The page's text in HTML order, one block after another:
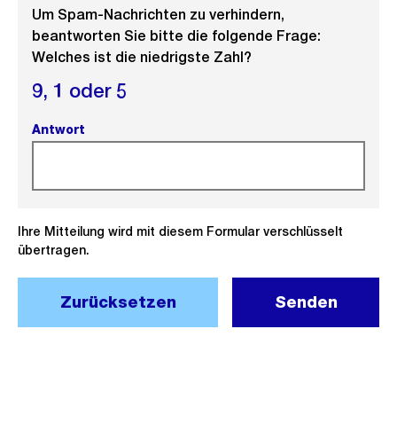
Um Spam-Nachrichten zu verhindern,
beantworten Sie bitte die folgende Frage:
Welches ist die niedrigste Zahl?
9, 1 oder 5
Antwort
Ihre Mitteilung wird mit diesem Formular verschlüsselt
übertragen.
Zurücksetzen Senden